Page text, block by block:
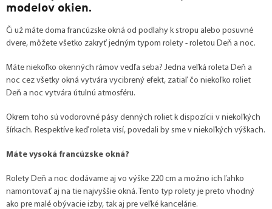
modelov okien.
Či už máte doma francúzske okná od podlahy k stropu alebo posuvné
dvere, môžete všetko zakryť jedným typom rolety - roletou Deň a noc.
Máte niekoľko okenných rámov vedľa seba? Jedna veľká roleta Deň a
noc cez všetky okná vytvára vycibrený efekt, zatiaľ čo niekoľko roliet
Deň a noc vytvára útulnú atmosféru.
Okrem toho sú vodorovné pásy denných roliet k dispozícii v niekoľkých
šírkach. Respektíve keď roleta visí, povedali by sme v niekoľkých výškach.
Máte vysoká francúzske okná?
Rolety Deň a noc dodávame aj vo výške 220 cm a možno ich ľahko
namontovať aj na tie najvyššie okná. Tento typ rolety je preto vhodný
ako pre malé obývacie izby, tak aj pre veľké kancelárie.